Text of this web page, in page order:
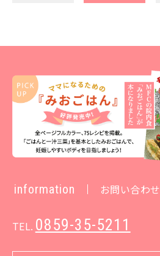
information お問い合わせ
TEL. 0859-35-5211